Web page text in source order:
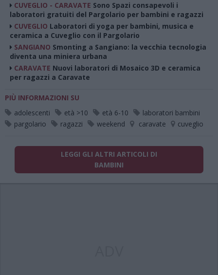
CUVEGLIO - CARAVATE Sono Spazi consapevoli i
laboratori gratuiti del Pargolario per bambini e ragazzi
CUVEGLIO Laboratori di yoga per bambini, musica e
ceramica a Cuveglio con il Pargolario
SANGIANO Smonting a Sangiano: la vecchia tecnologia
diventa una miniera urbana
CARAVATE Nuovi laboratori di Mosaico 3D e ceramica
per ragazzi a Caravate
PIÙ INFORMAZIONI SU
adolescenti
età >10 età 6-10
laboratori bambini
pargolario
ragazzi weekend caravate cuveglio
LEGGI GLI ALTRI ARTICOLI DI
BAMBINI